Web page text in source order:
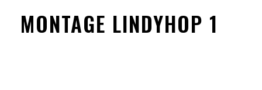
MONTAGE LINDYHOP 1